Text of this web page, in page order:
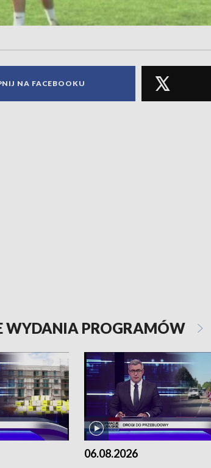
NA FACEBOOKU
WYDANIA PROGRAMÓW
06.08.2026